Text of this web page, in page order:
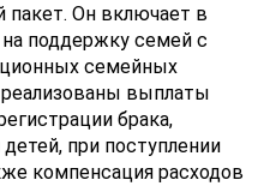
пакет. Он включает в
поддержку семей с
семейных
выплаты
брака,
при поступлении
компенсация расходов